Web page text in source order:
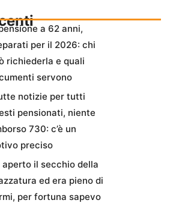
a 62 anni,
per il 2026: chi
richiederla e quali
servono
notizie per tutti
pensionati, niente
730: c’è un
preciso
aperto il secchio della
ed era pieno di
per fortuna sapevo